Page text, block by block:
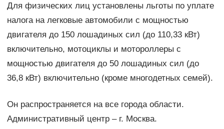
Для физических лиц установлены льготы по уплате
налога на легковые автомобили с мощностью
двигателя до 150 лошадиных сил (до 110,33 кВт)
включительно, мотоциклы и мотороллеры с
мощностью двигателя до 50 лошадиных сил (до
36,8 кВт) включительно (кроме многодетных семей).
Он распространяется на все города области.
Административный центр – г. Москва.